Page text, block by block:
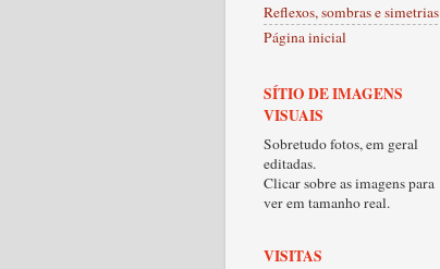
Reflexos, sombras e simetrias
Página inicial
SÍTIO DE IMAGENS
VISUAIS
Sobretudo fotos, em geral
editadas.
Clicar sobre as imagens para
ver em tamanho real.
VISITAS